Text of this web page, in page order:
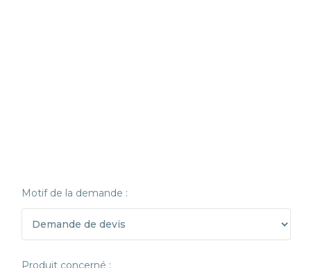
Motif de la demande :
Produit concerné :